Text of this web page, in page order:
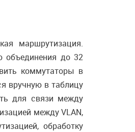
маршрутизация.
объединения до 32
коммутаторы в
вручную в таблицу
для связи между
между VLAN,
обработку